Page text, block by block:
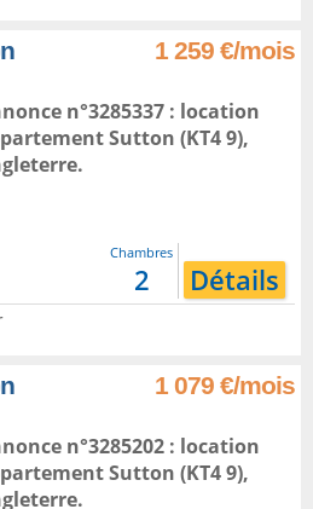
1 259 €/mois
n°3285337 : location
Sutton (KT4 9),
.
Chambres
2 Détails
1 079 €/mois
n°3285202 : location
Sutton (KT4 9),
.